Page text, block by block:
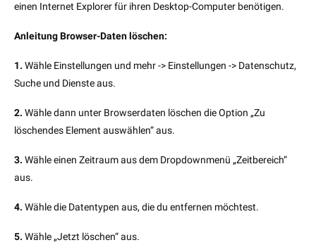
einen Internet Explorer für ihren Desktop-Computer benötigen.
Anleitung Browser-Daten löschen:
1. Wähle Einstellungen und mehr -> Einstellungen -> Datenschutz,
Suche und Dienste aus.
2. Wähle dann unter Browserdaten löschen die Option „Zu
löschendes Element auswählen“ aus.
3. Wähle einen Zeitraum aus dem Dropdownmenü „Zeitbereich“
aus.
4. Wähle die Datentypen aus, die du entfernen möchtest.
5. Wähle „Jetzt löschen“ aus.